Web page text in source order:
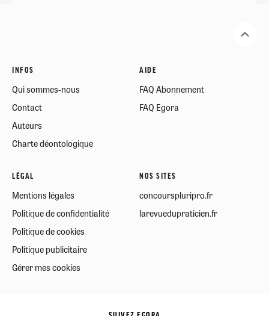
INFOS
Qui sommes-nous
Contact
Auteurs
Charte déontologique
AIDE
FAQ Abonnement
FAQ Egora
LÉGAL
Mentions légales
Politique de confidentialité
Politique de cookies
Politique publicitaire
Gérer mes cookies
NOS SITES
concourspluripro.fr
larevuedupraticien.fr